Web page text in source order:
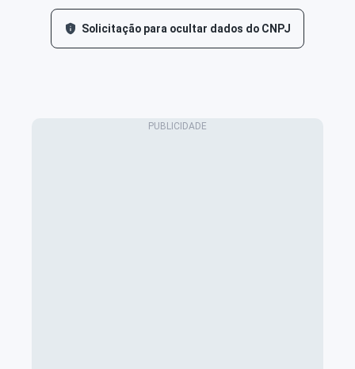
Solicitação para ocultar dados do CNPJ